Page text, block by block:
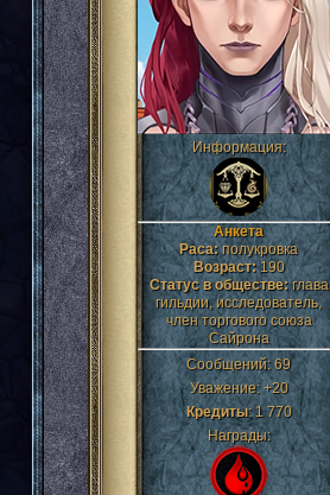
Информация:
Анкета
Раса:полукровка
Возраст:190
Статус в обществе:глава
гильдии, исследователь,
член торгового союза
Сайрона
Сообщений:69
Уважение: +20
Кредиты:1 770
Награды: